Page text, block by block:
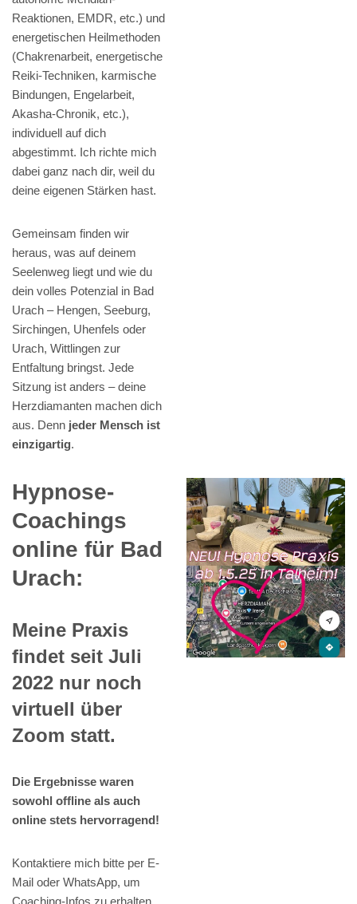
Reaktionen, EMDR, etc.) und
energetischen Heilmethoden
(Chakrenarbeit, energetische
Reiki-Techniken, karmische
Bindungen, Engelarbeit,
Akasha-Chronik, etc.),
individuell auf dich
abgestimmt. Ich richte mich
dabei ganz nach dir, weil du
deine eigenen Stärken hast.
Gemeinsam finden wir
heraus, was auf deinem
Seelenweg liegt und wie du
dein volles Potenzial in Bad
Urach – Hengen, Seeburg,
Sirchingen, Uhenfels oder
Urach, Wittlingen zur
Entfaltung bringst. Jede
Sitzung ist anders – deine
Herzdiamanten machen dich
aus. Denn jeder Mensch ist
einzigartig.
Hypnose-
Coachings
online für Bad
Urach:
Meine Praxis
findet seit Juli
2022 nur noch
virtuell über
Zoom statt.
Die Ergebnisse waren
sowohl offline als auch
online stets hervorragend!
Kontaktiere mich bitte per E-
Mail oder WhatsApp, um